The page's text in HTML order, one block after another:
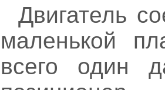
Двигатель
маленькой
всего один